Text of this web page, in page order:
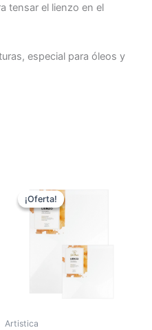
tensar el lienzo en el
especial para óleos y
¡Oferta!
¡Oferta!
Artistica